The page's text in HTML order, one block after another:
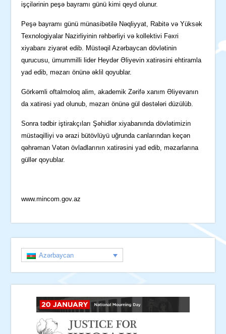
işçilərinin peşə bayramı günü kimi qeyd olunur.
Peşə bayramı günü münasibətilə Nəqliyyat, Rabitə və Yüksək
Texnologiyalar Nazirliyinin rəhbərliyi və kollektivi Fəxri
xiyabanı ziyarət edib. Müstəqil Azərbaycan dövlətinin
qurucusu, ümummilli lider Heydər Əliyevin xatirəsini ehtiramla
yad edib, məzarı önünə əklil qoyublar.
Görkəmli oftalmoloq alim, akademik Zərifə xanım Əliyevanın
da xatirəsi yad olunub, məzarı önünə gül dəstələri düzülüb.
Sonra tədbir iştirakçıları Şəhidlər xiyabanında dövlətimizin
müstəqilliyi və ərazi bütövlüyü uğrunda canlarından keçən
qəhrəman Vətən övladlarının xatirəsini yad edib, məzarlarına
güllər qoyublar.
www.mincom.gov.az
Azərbaycan